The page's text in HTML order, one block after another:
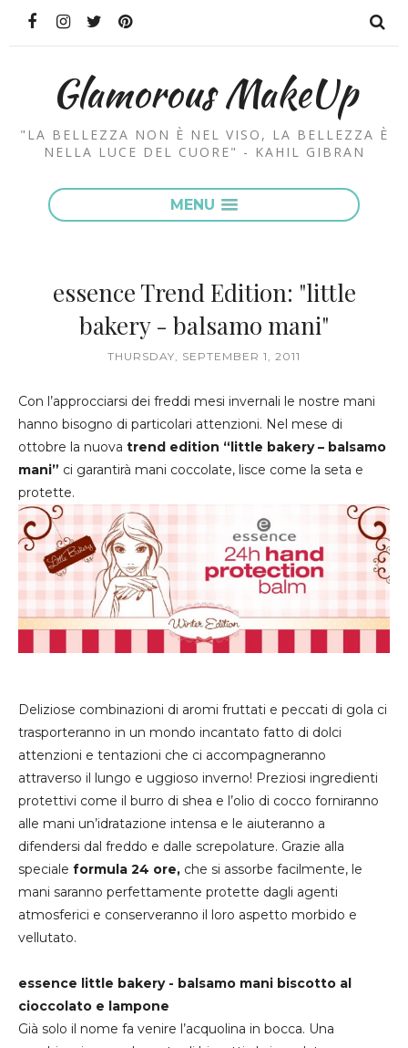
Glamorous MakeUp
"LA BELLEZZA NON È NEL VISO, LA BELLEZZA È
NELLA LUCE DEL CUORE" - KAHIL GIBRAN
MENU
essence Trend Edition: "little
bakery - balsamo mani"
THURSDAY, SEPTEMBER 1, 2011
Con l’approcciarsi dei freddi mesi invernali le nostre mani
hanno bisogno di particolari attenzioni. Nel mese di
ottobre la nuova trend edition “little bakery – balsamo
mani” ci garantirà mani coccolate, lisce come la seta e
protette.
Deliziose combinazioni di aromi fruttati e peccati di gola ci
trasporteranno in un mondo incantato fatto di dolci
attenzioni e tentazioni che ci accompagneranno
attraverso il lungo e uggioso inverno! Preziosi ingredienti
protettivi come il burro di shea e l’olio di cocco forniranno
alle mani un’idratazione intensa e le aiuteranno a
difendersi dal freddo e dalle screpolature. Grazie alla
speciale formula 24 ore, che si assorbe facilmente, le
mani saranno perfettamente protette dagli agenti
atmosferici e conserveranno il loro aspetto morbido e
vellutato.
essence little bakery - balsamo mani biscotto al
cioccolato e lampone
Già solo il nome fa venire l’acquolina in bocca. Una